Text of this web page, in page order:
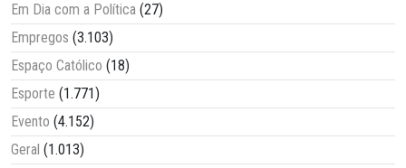
Em Dia com a Política (27)
Empregos (3.103)
Espaço Católico (18)
Esporte (1.771)
Evento (4.152)
Geral (1.013)